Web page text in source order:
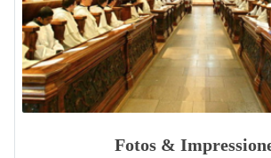
Fotos &